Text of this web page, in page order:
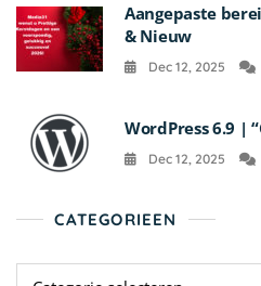
Aangepaste
& Nieuw
Dec 12, 2025
WordPress 6.9 |
Dec 12, 2025
CATEGORIEEN